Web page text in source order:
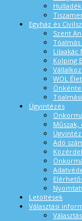
Egyház és
Szent
Lilaakác
Kolping
WOL
Ügyintézés
Műszak,
Adó
Letöltések
Választási